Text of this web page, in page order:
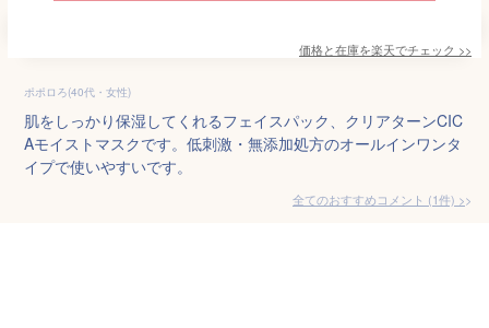
価格と在庫を楽天でチェック >>
ポポロろ(40代・女性)
肌をしっかり保湿してくれるフェイスパック、クリアターンCIC
Aモイストマスクです。低刺激・無添加処方のオールインワンタ
イプで使いやすいです。
全てのおすすめコメント (1件) >